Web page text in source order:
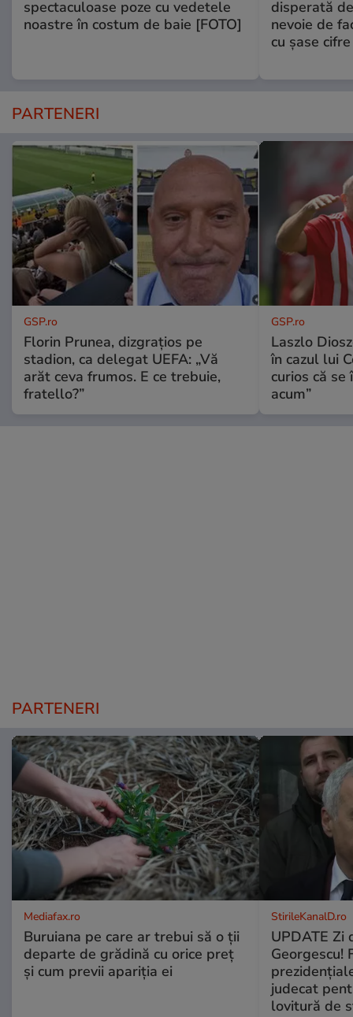
spectaculoase poze cu vedetele
noastre în costum de baie [FOTO]
disperată
nevoie de
cu şase cifre
PARTENERI
GSP.ro
Florin Prunea, dizgrațios pe
stadion, ca delegat UEFA: „Vă
arăt ceva frumos. E ce trebuie,
fratello?”
GSP.ro
Laszlo
în cazul lui
curios că
acum”
PARTENERI
Mediafax.ro
Buruiana pe care ar trebui să o ții
departe de grădină cu orice preț
și cum previi apariția ei
StirileKanalD.ro
UPDATE Zi
Georgescu!
judecat
lovitură de